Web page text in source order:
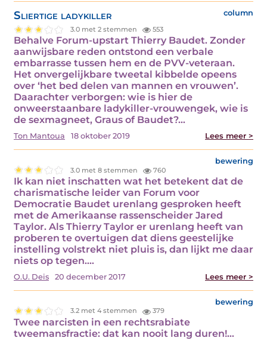
Sliertige ladykiller column
3.0 met 2 stemmen 553
Behalve Forum-upstart Thierry Baudet. Zonder
aanwijsbare reden ontstond een verbale
embarrasse tussen hem en de PVV-veteraan.
Het onvergelijkbare tweetal kibbelde opeens
over ‘het bed delen van mannen en vrouwen’.
Daarachter verborgen: wie is hier de
onweerstaanbare ladykiller-vrouwengek, wie is
de sexmagneet, Graus of Baudet?…
Ton Mantoua 18 oktober 2019 Lees meer >
bewering
3.0 met 8 stemmen 760
Ik kan niet inschatten wat het betekent dat de
charismatische leider van Forum voor
Democratie Baudet urenlang gesproken heeft
met de Amerikaanse rassenscheider Jared
Taylor. Als Thierry Taylor er urenlang heeft van
proberen te overtuigen dat diens geestelijke
instelling volstrekt niet pluis is, dan lijkt me daar
niets op tegen.…
O.U. Deis 20 december 2017 Lees meer >
bewering
3.2 met 4 stemmen 379
Twee narcisten in een rechtsrabiate
tweemansfractie: dat kan nooit lang duren!…